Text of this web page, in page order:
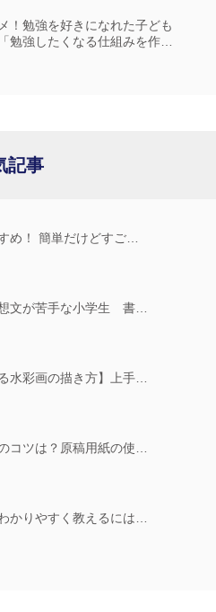
！勉強を好きになれた子ども
勉強したくなる仕組みを作
記事
め！ 簡単だけどすご…
文が苦手な小学生 書…
水彩画の描き方】上手…
コツは？原稿用紙の使…
かりやすく教えるには…